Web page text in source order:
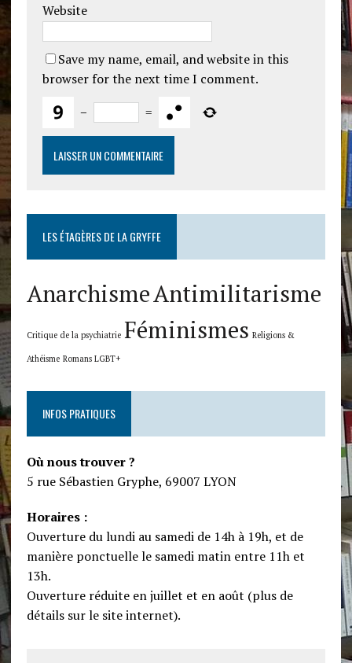
Website
Save my name, email, and website in this
browser for the next time I comment.
−
=
LES ÉTAGÈRES DE LA GRYFFE
AnarchismeAntimilitarisme
Critique de la psychiatrie Féminismes Religions &
Athéisme Romans LGBT+
INFOS PRATIQUES
Où nous trouver ?
5 rue Sébastien Gryphe, 69007 LYON
Horaires :
Ouverture du lundi au samedi de 14h à 19h, et de
manière ponctuelle le samedi matin entre 11h et
13h.
Ouverture réduite en juillet et en août (plus de
détails sur le site internet).